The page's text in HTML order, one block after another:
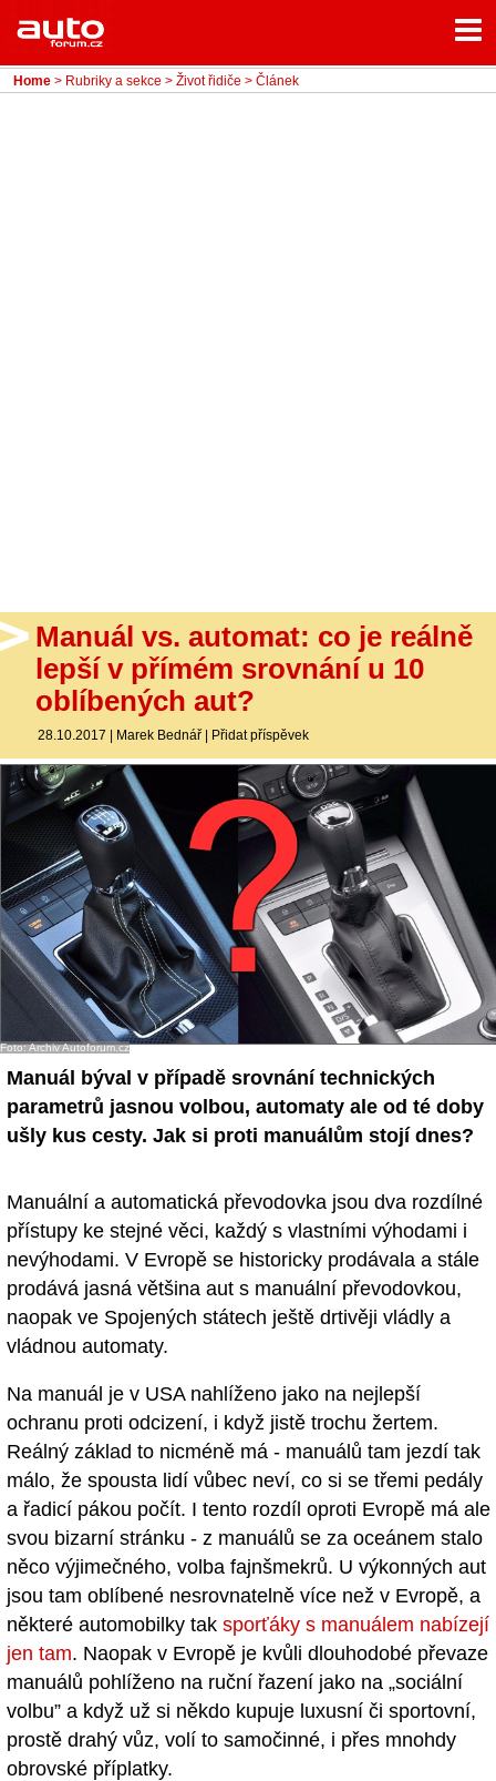
Home
Rubriky
Sledujte nás!
Home > Rubriky a sekce > Život řidiče > Článek
Manuál vs. automat: co je reálně
lepší v přímém srovnání u 10
oblíbených aut?
28.10.2017 | Marek Bednář | Přidat příspěvek
Foto: Archiv Autoforum.cz
Manuál býval v případě srovnání technických
parametrů jasnou volbou, automaty ale od té doby
ušly kus cesty. Jak si proti manuálům stojí dnes?
Manuální a automatická převodovka jsou dva rozdílné
přístupy ke stejné věci, každý s vlastními výhodami i
nevýhodami. V Evropě se historicky prodávala a stále
prodává jasná většina aut s manuální převodovkou,
naopak ve Spojených státech ještě drtivěji vládly a
vládnou automaty.
Na manuál je v USA nahlíženo jako na nejlepší
ochranu proti odcizení, i když jistě trochu žertem.
Reálný základ to nicméně má - manuálů tam jezdí tak
málo, že spousta lidí vůbec neví, co si se třemi pedály
a řadicí pákou počít. I tento rozdíl oproti Evropě má ale
svou bizarní stránku - z manuálů se za oceánem stalo
něco výjimečného, volba fajnšmekrů. U výkonných aut
jsou tam oblíbené nesrovnatelně více než v Evropě, a
některé automobilky tak sporťáky s manuálem nabízejí
jen tam. Naopak v Evropě je kvůli dlouhodobé převaze
manuálů pohlíženo na ruční řazení jako na „sociální
volbu” a když už si někdo kupuje luxusní či sportovní,
prostě drahý vůz, volí to samočinné, i přes mnohdy
obrovské příplatky.